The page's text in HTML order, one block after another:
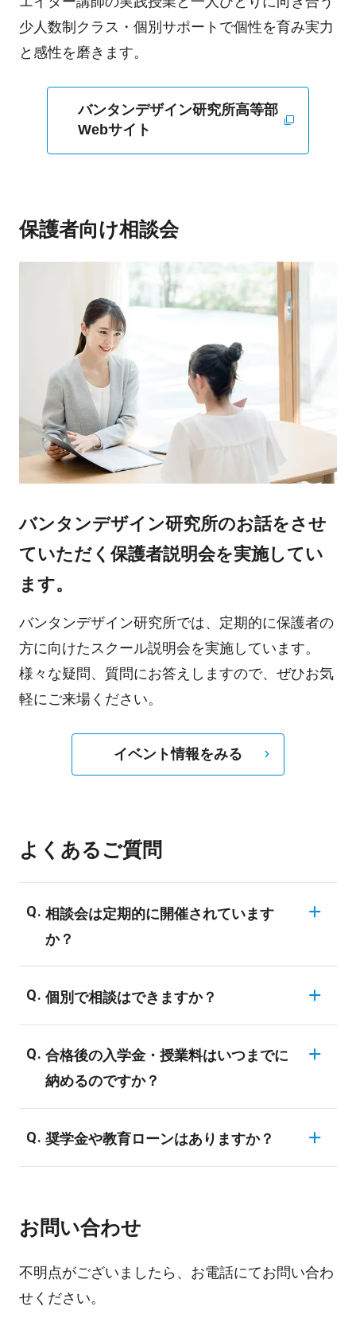
少人数制クラス・個別サポートで個性を育み実力
と感性を磨きます。
バンタンデザイン研究所高等部
Webサイト
保護者向け相談会
バンタンデザイン研究所のお話をさせ
ていただく保護者説明会を実施してい
ます。
バンタンデザイン研究所では、定期的に保護者の
方に向けたスクール説明会を実施しています。
様々な疑問、質問にお答えしますので、ぜひお気
軽にご来場ください。
イベント情報をみる
よくあるご質問
相談会は定期的に開催されています
か？
開催されています。毎月決まった日程で開
ュールの都合をつけるのが難しいという保
護者の方に合わせて、平日でもお時間を取
わせフォームよりご相談ください。
個別で相談はできますか？
もちろんできます。保護者説明会の前後に
お時間を取らせていただくこともできます
ただくこともできます。日程などは入学事
合格後の入学金・授業料はいつまでに
納めるのですか？
試験合格後、約1ヶ月後となります。試験が
事務局までお電話、またはお問い合わせフ
ォームよりご相談ください。
奨学金や教育ローンはありますか？
ンのご用意がございます。教育ローンを使
がら通っている生徒も多くいます。生活の
負担にならないような支払いのプランもご
お問い合わせ
不明点がございましたら、お電話にてお問い合わ
せください。